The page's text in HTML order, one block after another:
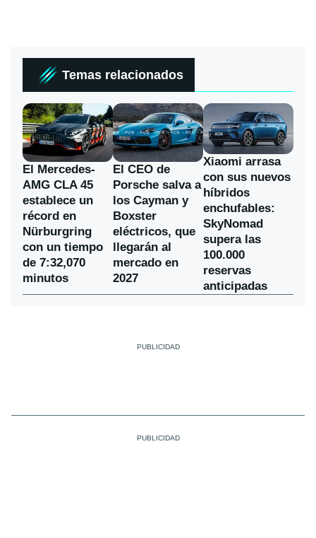
Temas relacionados
El Mercedes-
AMG CLA 45
establece un
récord en
Nürburgring
con un tiempo
de 7:32,070
minutos
El CEO de
Porsche salva a
los Cayman y
Boxster
eléctricos, que
llegarán al
mercado en
2027
Xiaomi arrasa
con sus nuevos
híbridos
enchufables:
SkyNomad
supera las
100.000
reservas
anticipadas